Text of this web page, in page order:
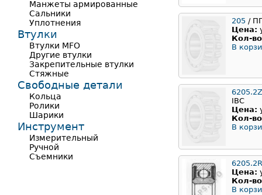
205 /
Цена:
Кол-
В
IBC
Цена:
Кол-
В
Цена:
Кол-
В
Манжеты армированные
Сальники
Уплотнения
Втулки
Втулки MFO
Другие втулки
Закрепительные втулки
Стяжные
Свободные детали
Кольца
Ролики
Шарики
Инструмент
Измерительный
Ручной
Съемники